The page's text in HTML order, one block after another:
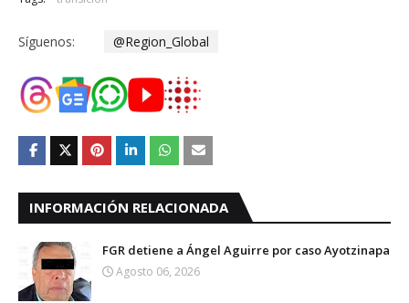
Síguenos: @Region_Global
INFORMACIÓN RELACIONADA
FGR detiene a Ángel Aguirre por caso Ayotzinapa
Agosto 06, 2026